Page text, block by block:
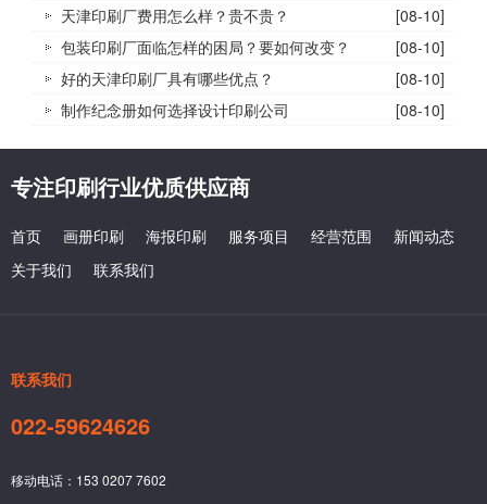
天津印刷厂费用怎么样？贵不贵？
[08-10]
包装印刷厂面临怎样的困局？要如何改变？
[08-10]
好的天津印刷厂具有哪些优点？
[08-10]
制作纪念册如何选择设计印刷公司
[08-10]
专注印刷行业优质供应商
首页 画册印刷 海报印刷 服务项目 经营范围
新闻动态
关于我们
联系我们
联系我们
022-59624626
移动电话：153 0207 7602